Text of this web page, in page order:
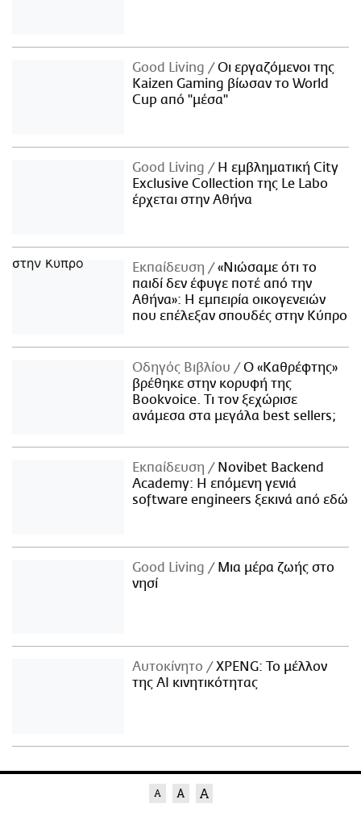
Good Living
Οι εργαζόμενοι της
Kaizen Gaming βίωσαν το World
Cup από "μέσα"
Good Living
Η εμβληματική City
Exclusive Collection της Le Labo
έρχεται στην Αθήνα
Εκπαίδευση
«Νιώσαμε ότι το
παιδί δεν έφυγε ποτέ από την
Αθήνα»: Η εμπειρία οικογενειών
που επέλεξαν σπουδές στην Κύπρο
Οδηγός Βιβλίου
Ο «Καθρέφτης»
βρέθηκε στην κορυφή της
Bookvoice. Τι τον ξεχώρισε
ανάμεσα στα μεγάλα best sellers;
Εκπαίδευση
Novibet Backend
Academy: Η επόμενη γενιά
software engineers ξεκινά από εδώ
Good Living
Μια μέρα ζωής στο
νησί
Αυτοκίνητο
XPENG: Το μέλλον
της AI κινητικότητας